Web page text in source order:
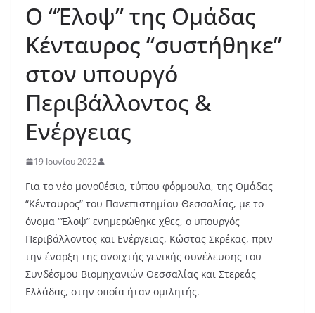
Ο “Έλοψ” της Ομάδας
Κένταυρος “συστήθηκε”
στον υπουργό
Περιβάλλοντος &
Ενέργειας
19 Ιουνίου 2022
Για το νέο μονοθέσιο, τύπου φόρμουλα, της Ομάδας
“Κένταυρος” του Πανεπιστημίου Θεσσαλίας, με το
όνομα “Έλοψ” ενημερώθηκε χθες, ο υπουργός
Περιβάλλοντος και Ενέργειας, Κώστας Σκρέκας, πριν
την έναρξη της ανοιχτής γενικής συνέλευσης του
Συνδέσμου Βιομηχανιών Θεσσαλίας και Στερεάς
Ελλάδας, στην οποία ήταν ομιλητής.